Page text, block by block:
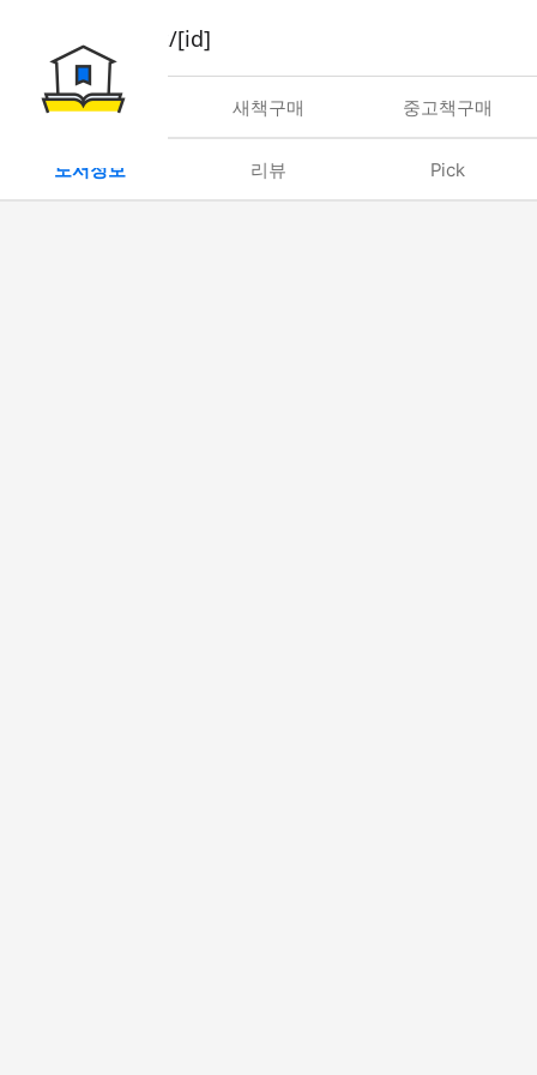
book/rent/[id]
대여 새책구매 중고책구매
도서정보 리뷰 Pick